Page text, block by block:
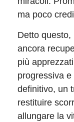
ma poco
Detto
ancora
più
progressiva
definitivo, un
restituire
allungare la